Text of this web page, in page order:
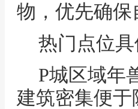
物，优先确
热门点位
P城区域年
建筑密集便